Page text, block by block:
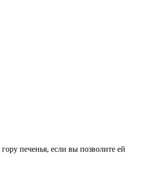
печенья, если вы позволите ей